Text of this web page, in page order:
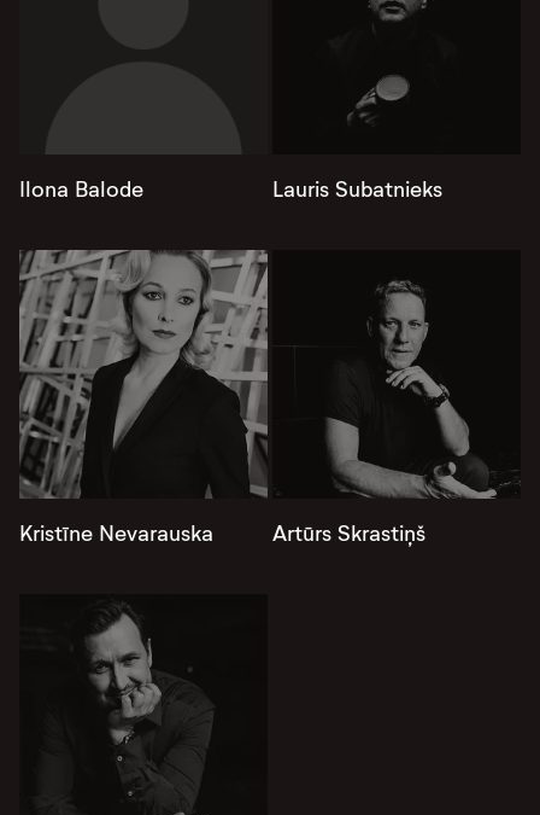
Ilona Balode Lauris Subatnieks
Kristīne Nevarauska Artūrs Skrastiņš